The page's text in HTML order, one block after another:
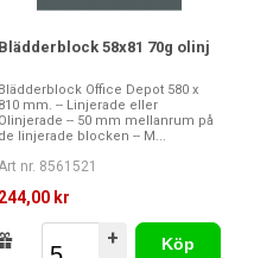
Blädderblock 58x81 70g olinj
Blädderblock Office Depot 580 x
810 mm. -- Linjerade eller
Olinjerade -- 50 mm mellanrum på
de linjerade blocken -- M...
nr. 8561521
244,00 kr
+
Köp